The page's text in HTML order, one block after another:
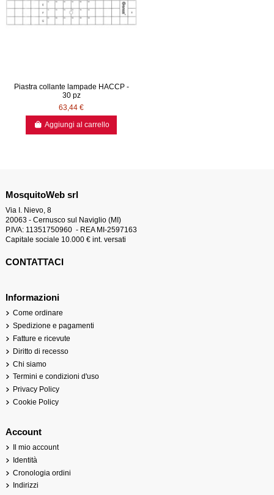
Piastra collante lampade HACCP -
30 pz
63,44 €
Aggiungi al carrello
MosquitoWeb srl
Via I. Nievo, 8
20063 - Cernusco sul Naviglio (MI)
P.IVA: 11351750960 - REA MI-2597163
Capitale sociale 10.000 € int. versati
CONTATTACI
Informazioni
Come ordinare
Spedizione e pagamenti
Fatture e ricevute
Diritto di recesso
Chi siamo
Termini e condizioni d'uso
Privacy Policy
Cookie Policy
Account
Il mio account
Identità
Cronologia ordini
Indirizzi